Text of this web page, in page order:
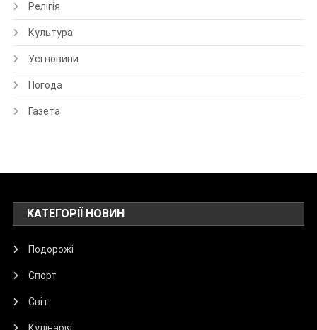
Релігія
Культура
Усі новини
Погода
Газета
КАТЕГОРІЇ НОВИН
Подорожі
Спорт
Світ